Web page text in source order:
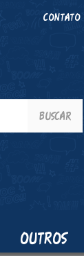
CONTATO
OUTROS